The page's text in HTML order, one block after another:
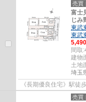
売買
富士
じみ
東武
東武
間取:
建物
土地
埼玉
《長期優良住宅》駅
売買